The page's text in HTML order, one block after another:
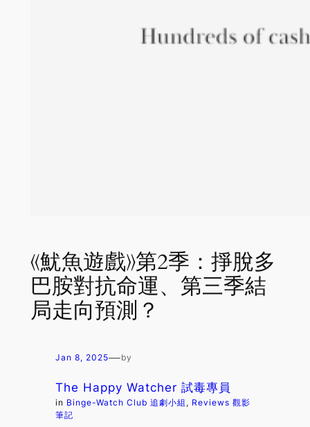
《魷魚遊戲》第2季：掙脫多
巴胺對抗命運、第三季結
局走向預測？
Jan 8, 2025—by
The Happy Watcher 試毒專員
in Binge-Watch Club 追劇小組 , Reviews 觀影
筆記